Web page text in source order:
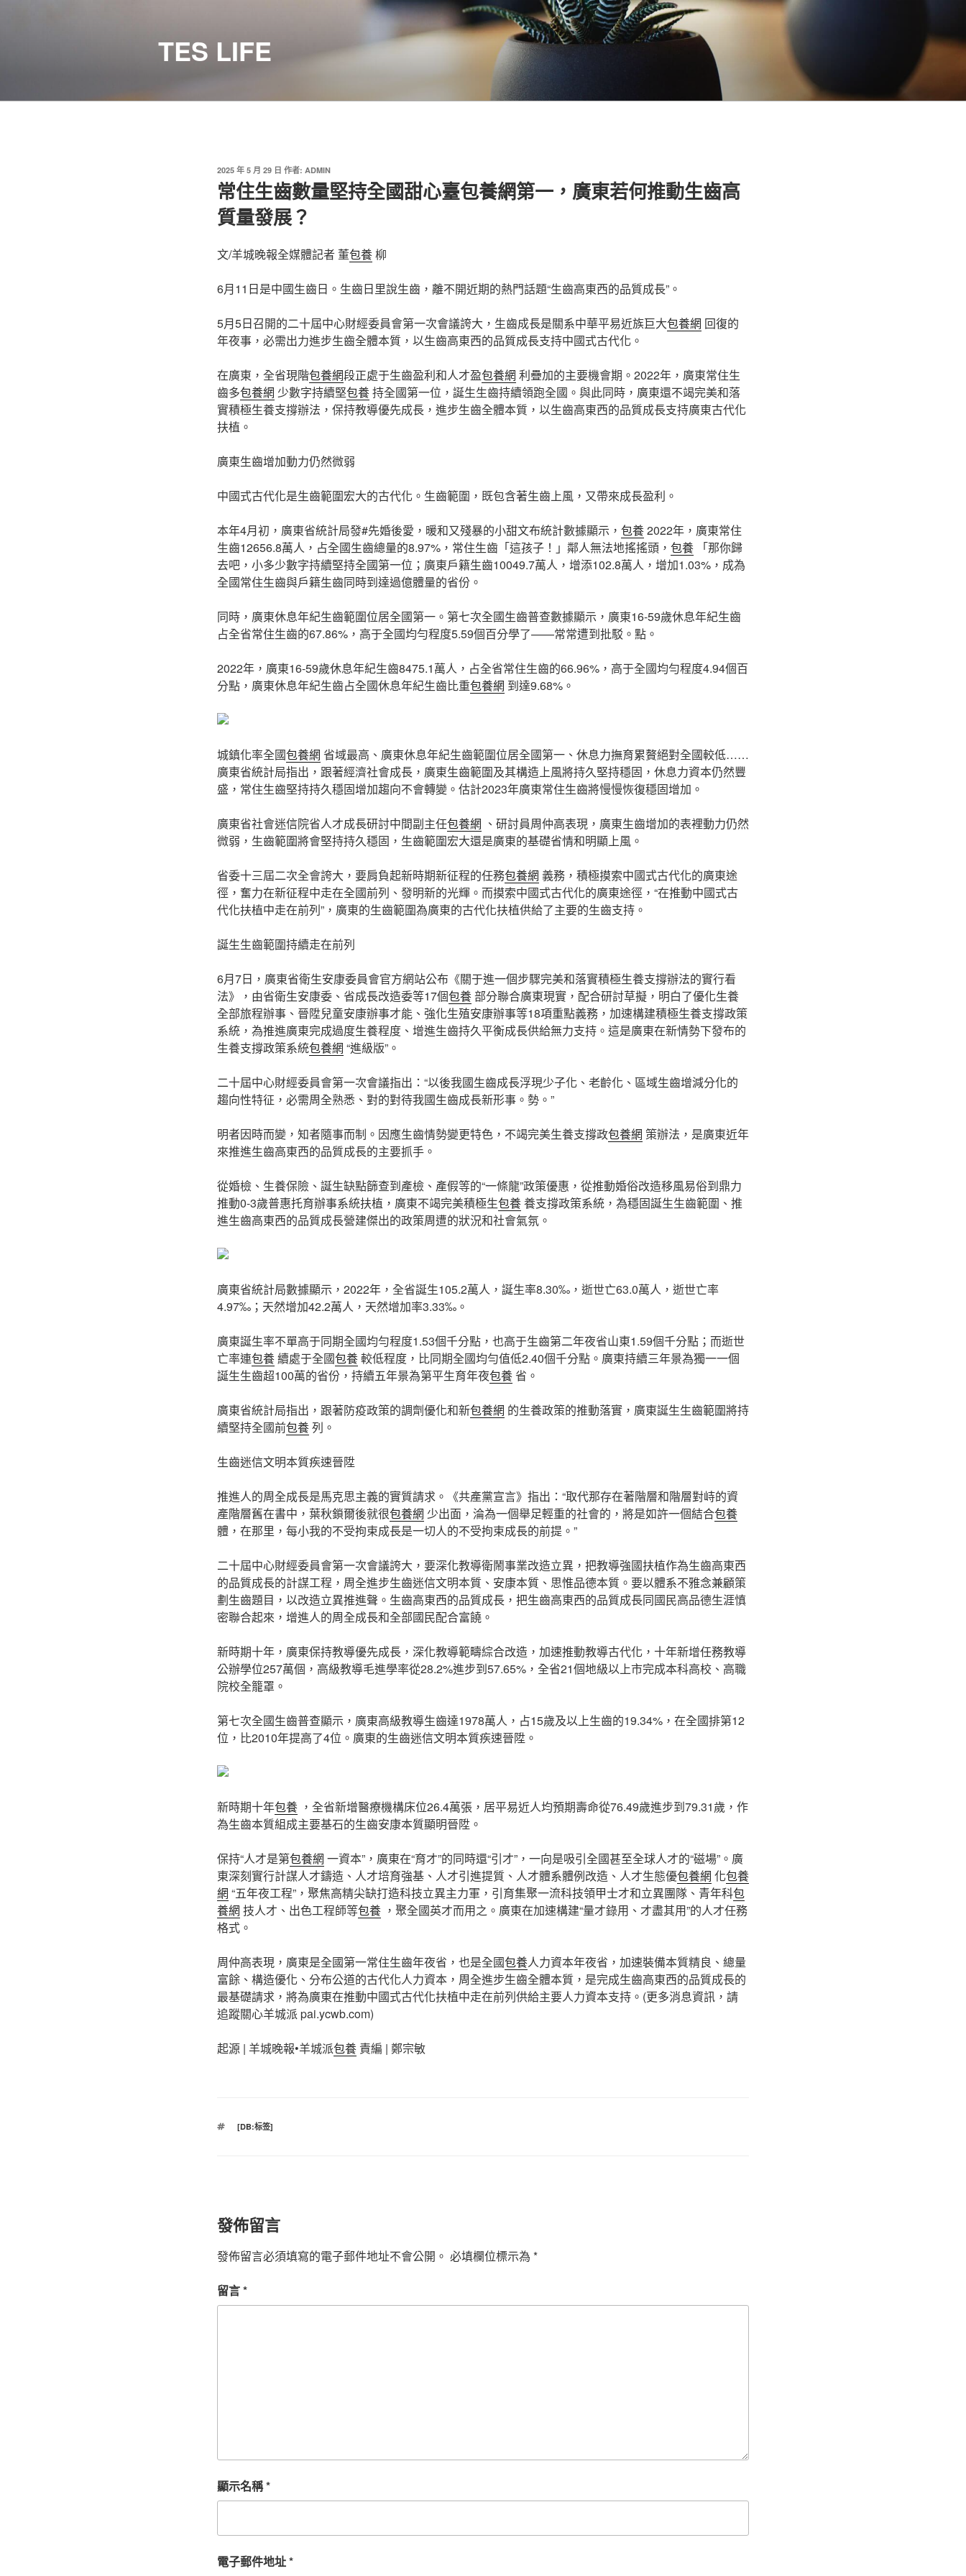
TES LIFE
發
佈
於
2025 年 5 月 29 日 作者: ADMIN
常住生齒數量堅持全國甜心臺包養網第一，廣東若何推動生齒高
質量發展？
文/羊城晚報全媒體記者 董包養柳
6月11日是中國生齒日。生齒日里說生齒，離不開近期的熱門話題“生齒高東西的品質成長”。
5月5日召開的二十屆中心財經委員會第一次會議誇大，生齒成長是關系中華平易近族巨大包養網 回復的
年夜事，必需出力進步生齒全體本質，以生齒高東西的品質成長支持中國式古代化。
在廣東，全省現階包養網段正處于生齒盈利和人才盈包養網 利疊加的主要機會期。2022年，廣東常住生
齒多包養網 少數字持續堅包養持全國第一位，誕生生齒持續領跑全國。與此同時，廣東還不竭完美和落
實積極生養支撐辦法，保持教導優先成長，進步生齒全體本質，以生齒高東西的品質成長支持廣東古代化
扶植。
廣東生齒增加動力仍然微弱
中國式古代化是生齒範圍宏大的古代化。生齒範圍，既包含著生齒上風，又帶來成長盈利。
本年4月初，廣東省統計局發#先婚後愛，暖和又殘暴的小甜文布統計數據顯示， 包養2022年，廣東常住
生齒12656.8萬人，占全國生齒總量的8.97%，常住生齒「這孩子！」鄰人無法地搖搖頭， 包養 「那你歸
去吧，小多少數字持續堅持全國第一位；廣東戶籍生齒10049.7萬人，增添102.8萬人，增加1.03%，成為
全國常住生齒與戶籍生齒同時到達過億體量的省份。
同時，廣東休息年紀生齒範圍位居全國第一。第七次全國生齒普查數據顯示，廣東16-59歲休息年紀生齒
占全省常住生齒的67.86%，高于全國均勻程度5.59個百分學了——常常遭到批駁。點。
2022年，廣東16-59歲休息年紀生齒8475.1萬人，占全省常住生齒的66.96%，高于全國均勻程度4.94個百
分點，廣東休息年紀生齒占全國休息年紀生齒比重包養網 到達9.68%。
城鎮化率全國包養網 省域最高、廣東休息年紀生齒範圍位居全國第一、休息力撫育累贅絕對全國較低……
廣東省統計局指出，跟著經濟社會成長，廣東生齒範圍及其構造上風將持久堅持穩固，休息力資本仍然豐
盛，常住生齒堅持持久穩固增加趨向不會轉變。估計2023年廣東常住生齒將慢慢恢復穩固增加。
廣東省社會迷信院省人才成長研討中間副主任包養網 、研討員周仲高表現，廣東生齒增加的表裡動力仍然
微弱，生齒範圍將會堅持持久穩固，生齒範圍宏大還是廣東的基礎省情和明顯上風。
省委十三屆二次全會誇大，要肩負起新時期新征程的任務包養網 義務，積極摸索中國式古代化的廣東途
徑，奮力在新征程中走在全國前列、發明新的光輝。而摸索中國式古代化的廣東途徑，“在推動中國式古
代化扶植中走在前列”，廣東的生齒範圍為廣東的古代化扶植供給了主要的生齒支持。
誕生生齒範圍持續走在前列
6月7日，廣東省衛生安康委員會官方網站公布《關于進一個步驟完美和落實積極生養支撐辦法的實行看
法》，由省衛生安康委、省成長改造委等17個包養部分聯合廣東現實，配合研討草擬，明白了優化生養
全部旅程辦事、晉陞兒童安康辦事才能、強化生殖安康辦事等18項重點義務，加速構建積極生養支撐政策
系統，為推進廣東完成過度生養程度、增進生齒持久平衡成長供給無力支持。這是廣東在新情勢下發布的
生養支撐政策系統包養網 “進級版”。
二十屆中心財經委員會第一次會議指出：“以後我國生齒成長浮現少子化、老齡化、區域生齒增減分化的
趨向性特征，必需周全熟悉、對的對待我國生齒成長新形事。勢。”
明者因時而變，知者隨事而制。因應生齒情勢變更特色，不竭完美生養支撐政包養網 策辦法，是廣東近年
來推進生齒高東西的品質成長的主要抓手。
從婚檢、生養保險、誕生缺點篩查到產檢、產假等的“一條龍”政策優惠，從推動婚俗改造移風易俗到鼎力
推動0-3歲普惠托育辦事系統扶植，廣東不竭完美積極生包養養支撐政策系統，為穩固誕生生齒範圍、推
進生齒高東西的品質成長營建傑出的政策周遭的狀況和社會氣氛。
廣東省統計局數據顯示，2022年，全省誕生105.2萬人，誕生率8.30‰，逝世亡63.0萬人，逝世亡率
4.97‰；天然增加42.2萬人，天然增加率3.33‰。
廣東誕生率不單高于同期全國均勻程度1.53個千分點，也高于生齒第二年夜省山東1.59個千分點；而逝世
亡率連包養續處于全國包養較低程度，比同期全國均勻值低2.40個千分點。廣東持續三年景為獨一一個
誕生生齒超100萬的省份，持續五年景為第平生育年夜包養省。
廣東省統計局指出，跟著防疫政策的調劑優化和新包養網 的生養政策的推動落實，廣東誕生生齒範圍將持
續堅持全國前包養列。
生齒迷信文明本質疾速晉陞
推進人的周全成長是馬克思主義的實質請求。《共產黨宣言》指出：“取代那存在著階層和階層對峙的資
產階層舊在書中，葉秋鎖爾後就很包養網 少出面，淪為一個舉足輕重的社會的，將是如許一個結合包養
體，在那里，每小我的不受拘束成長是一切人的不受拘束成長的前提。”
二十屆中心財經委員會第一次會議誇大，要深化教導衛鬧事業改造立異，把教導強國扶植作為生齒高東西
的品質成長的計謀工程，周全進步生齒迷信文明本質、安康本質、思惟品德本質。要以體系不雅念兼顧策
劃生齒題目，以改造立異推進聲。生齒高東西的品質成長，把生齒高東西的品質成長同國民高品德生涯慎
密聯合起來，增進人的周全成長和全部國民配合富饒。
新時期十年，廣東保持教導優先成長，深化教導範疇綜合改造，加速推動教導古代化，十年新增任務教導
公辦學位257萬個，高級教導毛進學率從28.2%進步到57.65%，全省21個地級以上市完成本科高校、高職
院校全籠罩。
第七次全國生齒普查顯示，廣東高級教導生齒達1978萬人，占15歲及以上生齒的19.34%，在全國排第12
位，比2010年提高了4位。廣東的生齒迷信文明本質疾速晉陞。
新時期十年包養 ，全省新增醫療機構床位26.4萬張，居平易近人均預期壽命從76.49歲進步到79.31歲，作
為生齒本質組成主要基石的生齒安康本質顯明晉陞。
保持“人才是第包養網 一資本”，廣東在“育才”的同時還“引才”，一向是吸引全國甚至全球人才的“磁場”。廣
東深刻實行計謀人才鑄造、人才培育強基、人才引進提質、人才體系體例改造、人才生態優包養網 化包養
網 “五年夜工程”，聚焦高精尖缺打造科技立異主力軍，引育集聚一流科技領甲士才和立異團隊、青年科包
養網 技人才、出色工程師等包養 ，聚全國英才而用之。廣東在加速構建“量才錄用、才盡其用”的人才任務
格式。
周仲高表現，廣東是全國第一常住生齒年夜省，也是全國包養人力資本年夜省，加速裝備本質精良、總量
富餘、構造優化、分布公道的古代化人力資本，周全進步生齒全體本質，是完成生齒高東西的品質成長的
最基礎請求，將為廣東在推動中國式古代化扶植中走在前列供給主要人力資本支持。(更多消息資訊，請
追蹤關心羊城派 pai.ycwb.com)
起源 | 羊城晚報•羊城派包養 責編 | 鄭宗敏
標
[DB:标签]
發佈留言
發佈留言必須填寫的電子郵件地址不會公開。 必填欄位標示為 *
留言*
顯示名稱*
電子郵件地址*